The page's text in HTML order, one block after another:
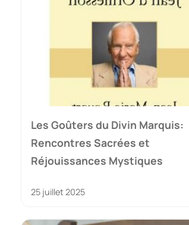
Les Goûters du Divin Marquis:
Rencontres Sacrées et
Réjouissances Mystiques
25 juillet 2025